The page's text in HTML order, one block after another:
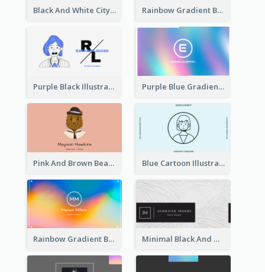
Black And White City Photo Business Card Rainbow Gradient Background Business Card
Purple Black Illustration Portrait Business Card Purple Blue Gradient Background Business Card
Pink And Brown Bear Illustration Business Card Blue Cartoon Illustration Portrait Business Card
Rainbow Gradient Background Business Card Minimal Black And White Textures Business Card